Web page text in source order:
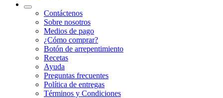
Contáctenos
Sobre nosotros
Medios de pago
¿Cómo comprar?
Botón de arrepentimiento
Recetas
Ayuda
Preguntas frecuentes
Política de entregas
Términos y Condiciones